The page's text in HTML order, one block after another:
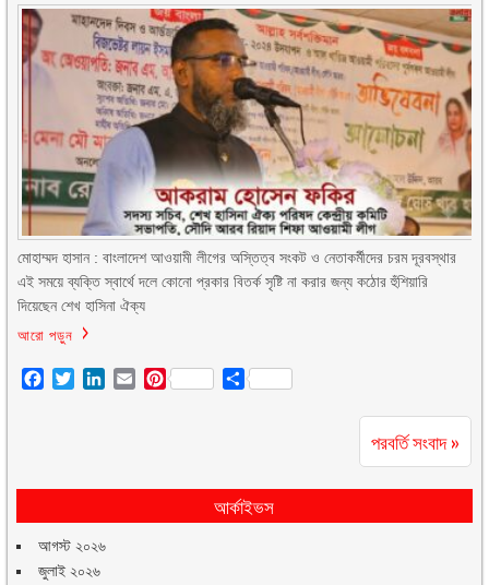
মোহাম্মদ হাসান : বাংলাদেশ আওয়ামী লীগের অস্তিত্ব সংকট ও নেতাকর্মীদের চরম দূরবস্থার
এই সময়ে ব্যক্তি স্বার্থে দলে কোনো প্রকার বিতর্ক সৃষ্টি না করার জন্য কঠোর হুঁশিয়ারি
দিয়েছেন শেখ হাসিনা ঐক্য
আরো পড়ুন
Facebook
TwitterLinkedIn
EmailPinterest Share
পরবর্তি সংবাদ »
আর্কাইভস
আগস্ট ২০২৬
জুলাই ২০২৬